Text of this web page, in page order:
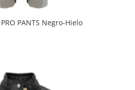
PANTS Negro-Hielo